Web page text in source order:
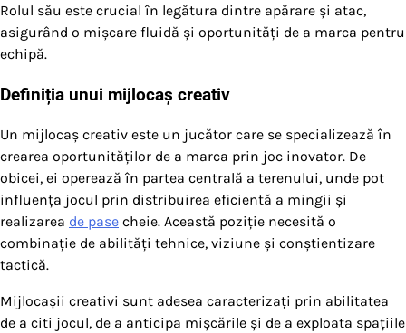
Rolul său este crucial în legătura dintre apărare și atac,
asigurând o mișcare fluidă și oportunități de a marca pentru
echipă.
Definiția unui mijlocaș creativ
Un mijlocaș creativ este un jucător care se specializează în
crearea oportunităților de a marca prin joc inovator. De
obicei, ei operează în partea centrală a terenului, unde pot
influența jocul prin distribuirea eficientă a mingii și
realizarea de pase cheie. Această poziție necesită o
combinație de abilități tehnice, viziune și conștientizare
tactică.
Mijlocașii creativi sunt adesea caracterizați prin abilitatea
de a citi jocul, de a anticipa mișcările și de a exploata spațiile